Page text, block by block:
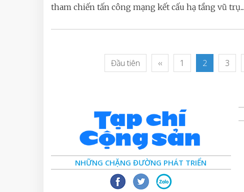
tham chiến tấn công mạng kết cấu hạ tầng vũ trụ...
Đầu tiên ‹‹ 1 2 3
NHỮNG CHẶNG ĐƯỜNG PHÁT TRIỂN